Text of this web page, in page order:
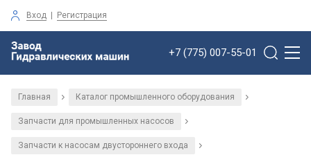
Вход | Регистрация
+7 (775) 007-55-01
Главная / Каталог промышленного оборудования /
Запчасти для промышленных насосов /
Запчасти к насосам двустороннего входа /